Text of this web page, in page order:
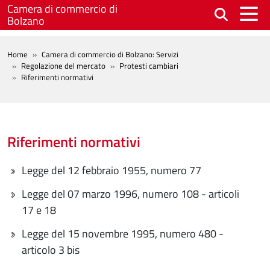
Salta al contenuto principale
Camera di commercio di
Bolzano
BREADCRUMB
Home
Camera di commercio di Bolzano: Servizi
Regolazione del mercato
Protesti cambiari
Riferimenti normativi
Riferimenti normativi
Legge del 12 febbraio 1955, numero 77
Legge del 07 marzo 1996, numero 108 - articoli
17 e 18
Legge del 15 novembre 1995, numero 480 -
articolo 3 bis